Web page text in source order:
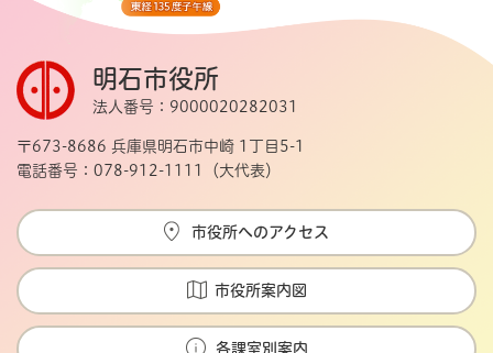
明石市役所
法人番号：9000020282031
〒673-8686 兵庫県明石市中崎 1丁目5-1
電話番号：078-912-1111（大代表）
市役所へのアクセス
市役所案内図
各課室別案内